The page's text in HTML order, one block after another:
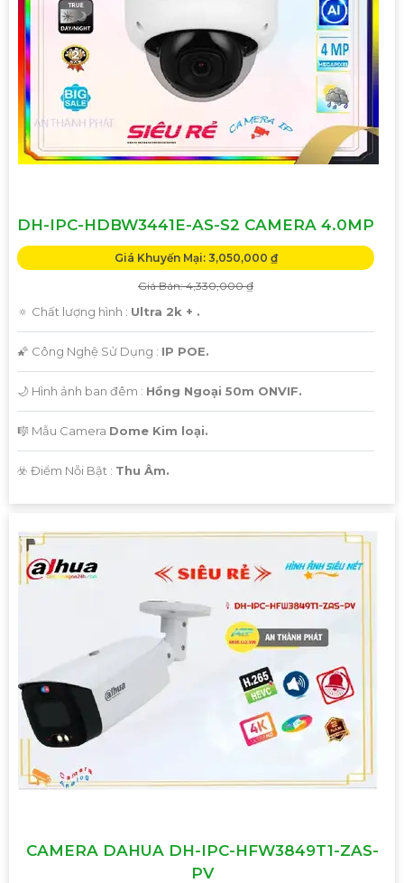
DH-IPC-HDBW3441E-AS-S2 CAMERA 4.0MP
Giá Khuyến Mại: 3,050,000 ₫
Giá Bán: 4,330,000 ₫
🔅 Chất lượng hình : Ultra 2k + .
🌠 Công Nghệ Sử Dụng : IP POE.
🌙 Hình ảnh ban đêm : Hồng Ngoại 50m ONVIF.
🎼️ Mẫu Camera Dome Kim loại.
️☣️ Điểm Nỗi Bật : Thu Âm.
CAMERA DAHUA DH-IPC-HFW3849T1-ZAS-
PV